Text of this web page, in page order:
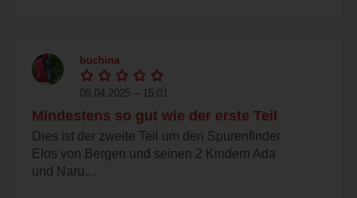
buchina
08.04.2025 – 15:01
Mindestens so gut wie der erste Teil
Dies ist der zweite Teil um den Spurenfinder
Elos von Bergen und seinen 2 Kindern Ada
und Naru....